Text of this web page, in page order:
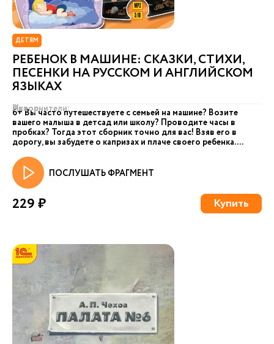
ДЕТЯМ
РЕБЕНОК В МАШИНЕ: СКАЗКИ, СТИХИ,
ПЕСЕНКИ НА РУССКОМ И АНГЛИЙСКОМ
ЯЗЫКАХ
Автор:
Исполнители:
6+ Вы часто путешествуете с семьей на машине? Возите
вашего малыша в детсад или школу? Проводите часы в
пробках? Тогда этот сборник точно для вас! Взяв его в
дорогу, вы забудете о капризах и плаче своего ребенка....
ПОСЛУШАТЬ ФРАГМЕНТ
229 ₽ Купить